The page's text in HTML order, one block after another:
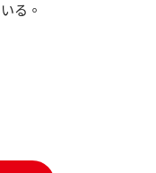
る。